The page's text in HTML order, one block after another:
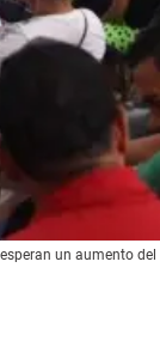
un aumento